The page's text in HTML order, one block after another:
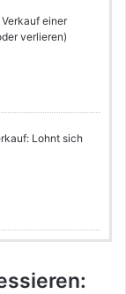
einer
verlieren)
Lohnt sich